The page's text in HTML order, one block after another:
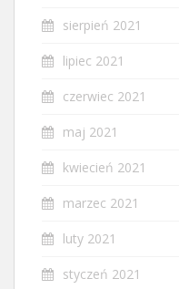
sierpień 2021
lipiec 2021
czerwiec 2021
maj 2021
kwiecień 2021
marzec 2021
luty 2021
styczeń 2021